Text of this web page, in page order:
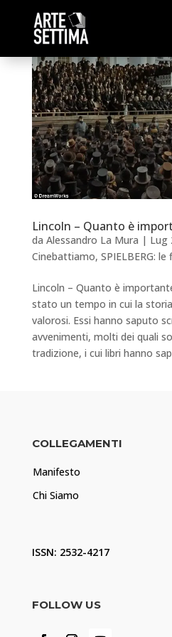
Lincoln – Quanto è
da Alessandro La Mura | Lug
Cinebattiamo, SPIELBERG:
Lincoln – Quanto è
stato un tempo in cui la
valorosi. Essi hanno saputo
avvenimenti, molti dei quali
tradizione, i cui libri hanno
COLLEGAMENTI
Manifesto
Chi Siamo
ISSN: 2532-4217
FOLLOW US